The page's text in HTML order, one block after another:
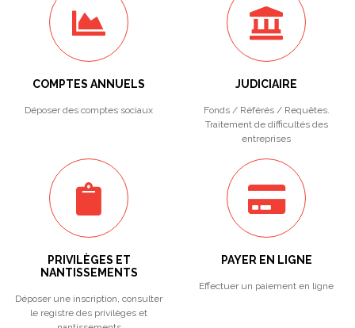
COMPTES ANNUELS
Déposer des comptes sociaux
JUDICIAIRE
Fonds / Référés / Requêtes.
Traitement de difficultés des
entreprises
PRIVILÈGES ET
NANTISSEMENTS
Déposer une inscription, consulter
le registre des privilèges et
PAYER EN LIGNE
Effectuer un paiement en ligne